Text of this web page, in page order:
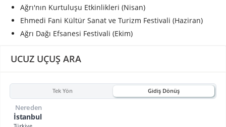
UCUZ UÇUŞ ARA
Tek Yön Gidiş Dönüş
İstanbul
Nereden
Ağrı'nın Kurtuluşu Etkinlikleri (Nisan)
Ehmedi Fani Kültür Sanat ve Turizm Festivali (Haziran)
Ağrı Dağı Efsanesi Festivali (Ekim)